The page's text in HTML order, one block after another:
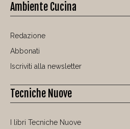
Ambiente Cucina
Redazione
Abbonati
Iscriviti alla newsletter
Tecniche Nuove
I libri Tecniche Nuove